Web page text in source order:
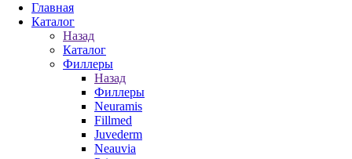
Главная
Каталог
Назад
Каталог
Филлеры
Назад
Филлеры
Neuramis
Fillmed
Juvederm
Neauvia